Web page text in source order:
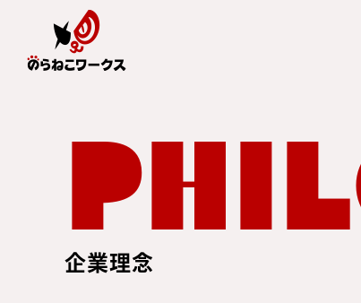
企業理念